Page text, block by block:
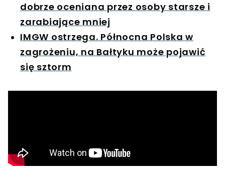
dobrze oceniana przez osoby starsze i
zarabiające mniej
IMGW ostrzega. Północna Polska w
zagrożeniu, na Bałtyku może pojawić
się sztorm